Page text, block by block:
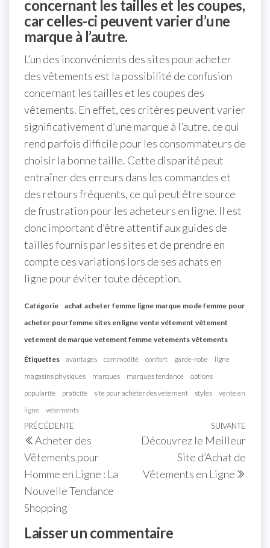
concernant les tailles et les coupes,
car celles-ci peuvent varier d’une
marque à l’autre.
L’un des inconvénients des sites pour acheter
des vêtements est la possibilité de confusion
concernant les tailles et les coupes des
vêtements. En effet, ces critères peuvent varier
significativement d’une marque à l’autre, ce qui
rend parfois difficile pour les consommateurs de
choisir la bonne taille. Cette disparité peut
entraîner des erreurs dans les commandes et
des retours fréquents, ce qui peut être source
de frustration pour les acheteurs en ligne. Il est
donc important d’être attentif aux guides de
tailles fournis par les sites et de prendre en
compte ces variations lors de ses achats en
ligne pour éviter toute déception.
Catégorie achat acheter femme ligne marque mode femme pour
acheter pour femme sites en ligne vente vétement vêtement
vetement de marque vetement femme vetements vêtements
Étiquettes avantages commodité confort garde-robe
ligne
magasins physiques
marques marques tendance
options
popularité
praticité site pour acheter des vetement styles
vente en
ligne
vêtements
Navigation
de
l’article
Article
précédent
PRÉCÉDENTE
Acheter des
Vêtements pour
Homme en Ligne : La
Nouvelle Tendance
Shopping
SUIVANTE
Découvrez le Meilleur
Site d’Achat de
Vêtements en Ligne
Laisser un commentaire